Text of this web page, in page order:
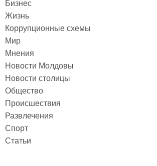
Бизнес
Жизнь
Коррупционные схемы
Мир
Мнения
Новости Молдовы
Новости столицы
Общество
Происшествия
Развлечения
Спорт
Статьи